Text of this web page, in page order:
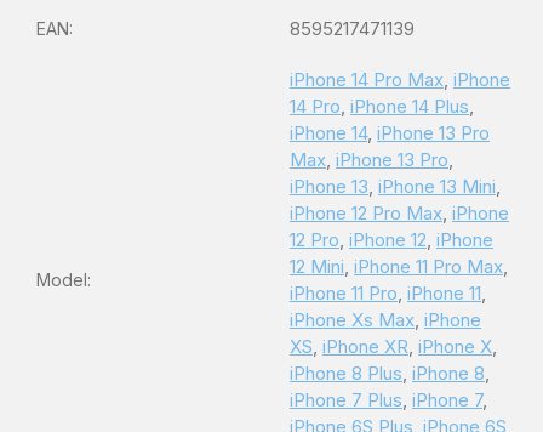
EAN: 8595217471139
Model:
iPhone 14 Pro Max iPhone
14 Pro iPhone 14 Plus
iPhone 14, iPhone 13 Pro
Max iPhone 13 Pro
iPhone 13 iPhone 13 Mini
iPhone 12 Pro Max iPhone
12 Pro iPhone 12 iPhone
12 Mini iPhone 11 Pro Max
iPhone 11 Pro iPhone 11
iPhone Xs Max iPhone
XS iPhone XR iPhone X
iPhone 8 Plus iPhone 8
iPhone 7 Plus iPhone 7,
iPhone 6S Plus iPhone 6S